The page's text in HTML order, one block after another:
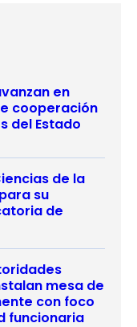
en
cooperación
del Estado
de la
su
de
mesa de
con foco
funcionaria